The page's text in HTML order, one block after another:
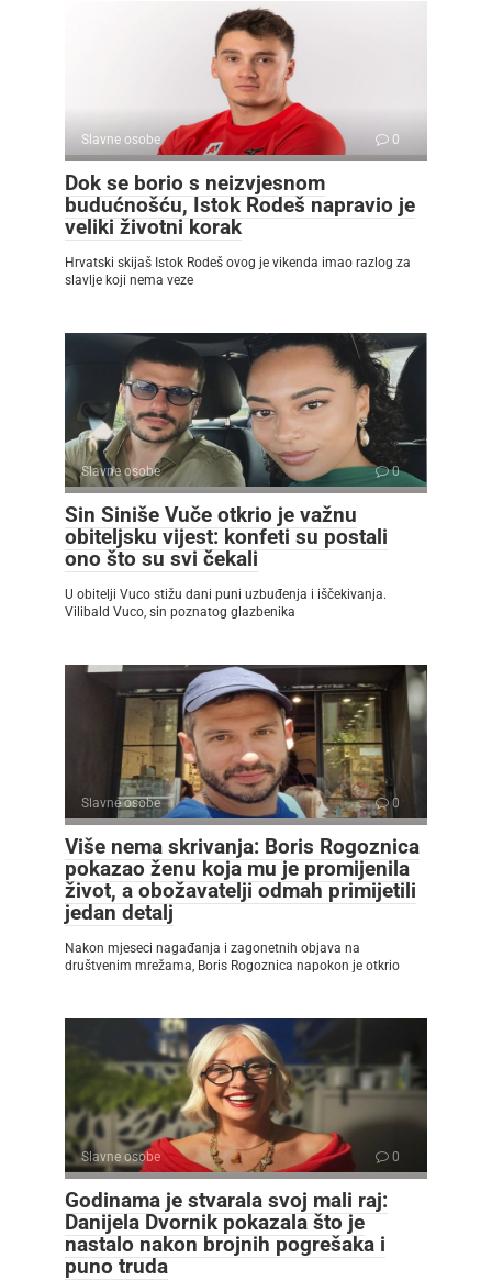
Slavne osobe 0
Dok se borio s neizvjesnom
budućnošću, Istok Rodeš napravio je
veliki životni korak
Hrvatski skijaš Istok Rodeš ovog je vikenda imao razlog za
slavlje koji nema veze
Slavne osobe 0
Sin Siniše Vuče otkrio je važnu
obiteljsku vijest: konfeti su postali
ono što su svi čekali
U obitelji Vuco stižu dani puni uzbuđenja i iščekivanja.
Vilibald Vuco, sin poznatog glazbenika
Slavne osobe 0
Više nema skrivanja: Boris Rogoznica
pokazao ženu koja mu je promijenila
život, a obožavatelji odmah primijetili
jedan detalj
Nakon mjeseci nagađanja i zagonetnih objava na
društvenim mrežama, Boris Rogoznica napokon je otkrio
Slavne osobe 0
Godinama je stvarala svoj mali raj:
Danijela Dvornik pokazala što je
nastalo nakon brojnih pogrešaka i
puno truda